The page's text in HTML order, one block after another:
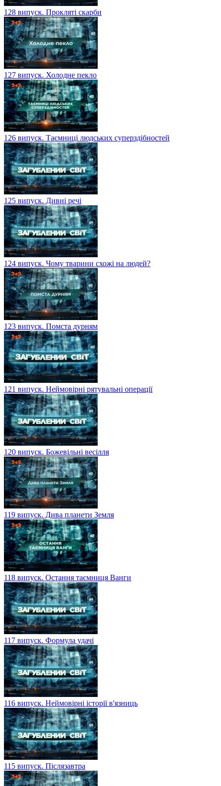
128 випуск. Прокляті скарби
127 випуск. Холодне пекло
126 випуск. Таємниці людських суперздібностей
125 випуск. Дивні речі
124 випуск. Чому тварини схожі на людей?
123 випуск. Помста дурням
121 випуск. Неймовірні рятувальні операції
120 випуск. Божевільні весілля
119 випуск. Дива планети Земля
118 випуск. Остання таємниця Ванги
117 випуск. Формула удачі
116 випуск. Неймовірні історії в'язниць
115 випуск. Післязавтра